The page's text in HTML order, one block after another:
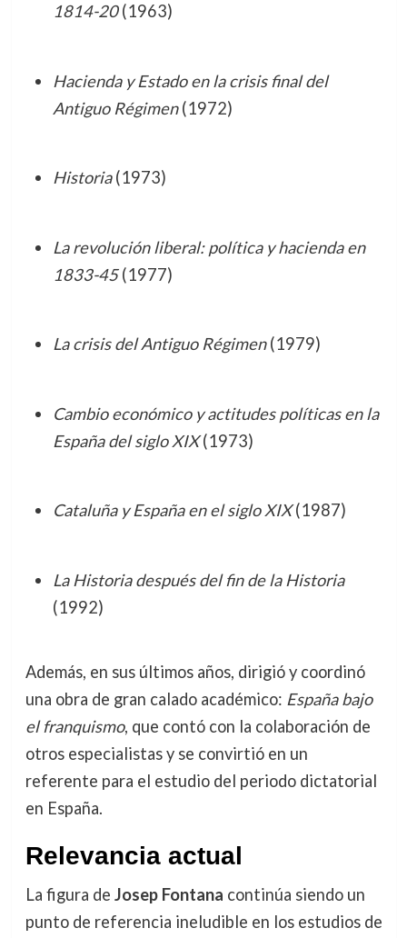
1814-20(1963)
Hacienda y Estado en la crisis final del
Antiguo Régimen(1972)
Historia(1973)
La revolución liberal: política y hacienda en
1833-45(1977)
La crisis del Antiguo Régimen(1979)
Cambio económico y actitudes políticas en la
España del siglo XIX(1973)
Cataluña y España en el siglo XIX(1987)
La Historia después del fin de la Historia
(1992)
Además, en sus últimos años, dirigió y coordinó
una obra de gran calado académico: España bajo
el franquismo, que contó con la colaboración de
otros especialistas y se convirtió en un
referente para el estudio del periodo dictatorial
en España.
Relevancia actual
La figura de Josep Fontana continúa siendo un
punto de referencia ineludible en los estudios de